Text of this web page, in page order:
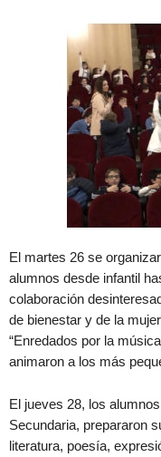
El martes 26 se
alumnos desde infantil
colaboración
de bienestar y de la
“Enredados por la
animaron a los más
El jueves 28, los
Secundaria, prepararon
literatura, poesía,